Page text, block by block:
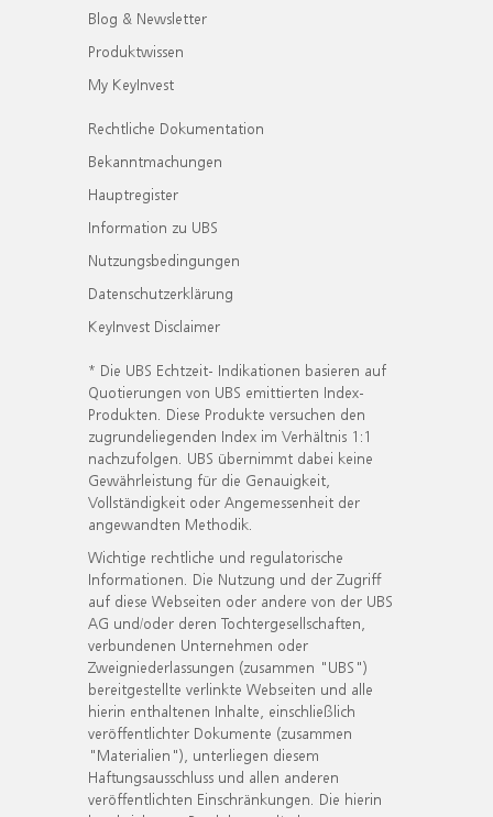
Blog & Newsletter
Produktwissen
My KeyInvest
Rechtliche Dokumentation
Bekanntmachungen
Hauptregister
Information zu UBS
Nutzungsbedingungen
Datenschutzerklärung
KeyInvest Disclaimer
* Die UBS Echtzeit- Indikationen basieren auf
Quotierungen von UBS emittierten Index-
Produkten. Diese Produkte versuchen den
zugrundeliegenden Index im Verhältnis 1:1
nachzufolgen. UBS übernimmt dabei keine
Gewährleistung für die Genauigkeit,
Vollständigkeit oder Angemessenheit der
angewandten Methodik.
Wichtige rechtliche und regulatorische
Informationen. Die Nutzung und der Zugriff
auf diese Webseiten oder andere von der UBS
AG und/oder deren Tochtergesellschaften,
verbundenen Unternehmen oder
Zweigniederlassungen (zusammen "UBS")
bereitgestellte verlinkte Webseiten und alle
hierin enthaltenen Inhalte, einschließlich
veröffentlichter Dokumente (zusammen
"Materialien"), unterliegen diesem
Haftungsausschluss und allen anderen
veröffentlichten Einschränkungen. Die hierin